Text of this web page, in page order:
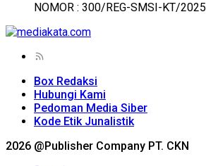
NOMOR : 300/REG-SMSI-KT/2025
Box Redaksi
Hubungi Kami
Pedoman Media Siber
Kode Etik Junalistik
2026 @Publisher Company PT. CKN